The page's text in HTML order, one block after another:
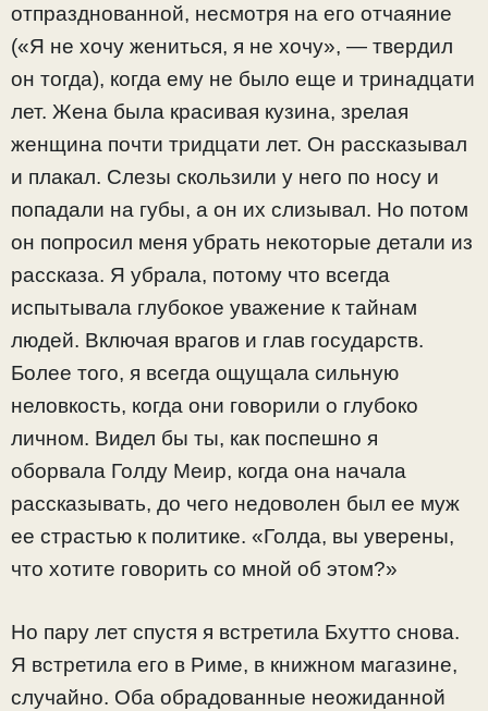
отпразднованной, несмотря на его отчаяние
(«Я не хочу жениться, я не хочу», — твердил
он тогда), когда ему не было еще и тринадцати
лет. Жена была красивая кузина, зрелая
женщина почти тридцати лет. Он рассказывал
и плакал. Слезы скользили у него по носу и
попадали на губы, а он их слизывал. Но потом
он попросил меня убрать некоторые детали из
рассказа. Я убрала, потому что всегда
испытывала глубокое уважение к тайнам
людей. Включая врагов и глав государств.
Более того, я всегда ощущала сильную
неловкость, когда они говорили о глубоко
личном. Видел бы ты, как поспешно я
оборвала Голду Меир, когда она начала
рассказывать, до чего недоволен был ее муж
ее страстью к политике. «Голда, вы уверены,
что хотите говорить со мной об этом?»
Но пару лет спустя я встретила Бхутто снова.
Я встретила его в Риме, в книжном магазине,
случайно. Оба обрадованные неожиданной